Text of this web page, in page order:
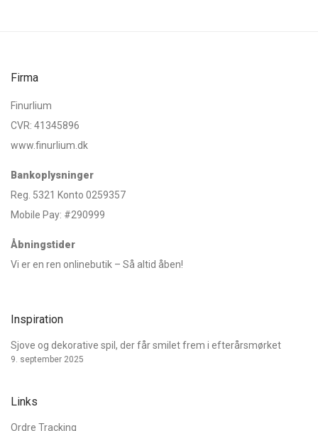
Firma
Finurlium
CVR: 41345896
www.finurlium.dk
Bankoplysninger
Reg. 5321 Konto 0259357
Mobile Pay: #290999
Åbningstider
Vi er en ren onlinebutik – Så altid åben!
Inspiration
Sjove og dekorative spil, der får smilet frem i efterårsmørket
9. september 2025
Links
Ordre Tracking